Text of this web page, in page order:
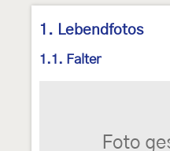
1. Lebendfotos
1.1. Falter